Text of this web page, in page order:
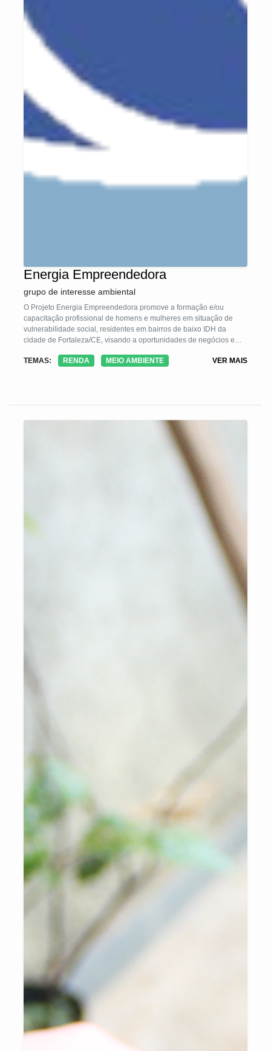
Energia Empreendedora
grupo de interesse ambiental
O Projeto Energia Empreendedora promove a formação e/ou
capacitação profissional de homens e mulheres em situação de
vulnerabilidade social, residentes em bairros de baixo IDH da
cidade de Fortaleza/CE, visando a oportunidades de negócios e
como lonas, sobras de tecidos, papéis, plásticos - colocando estes
produtos ecológicos no mercado verde da cidade de Fortaleza, no
TEMAS: RENDA MEIO AMBIENTE VER MAIS